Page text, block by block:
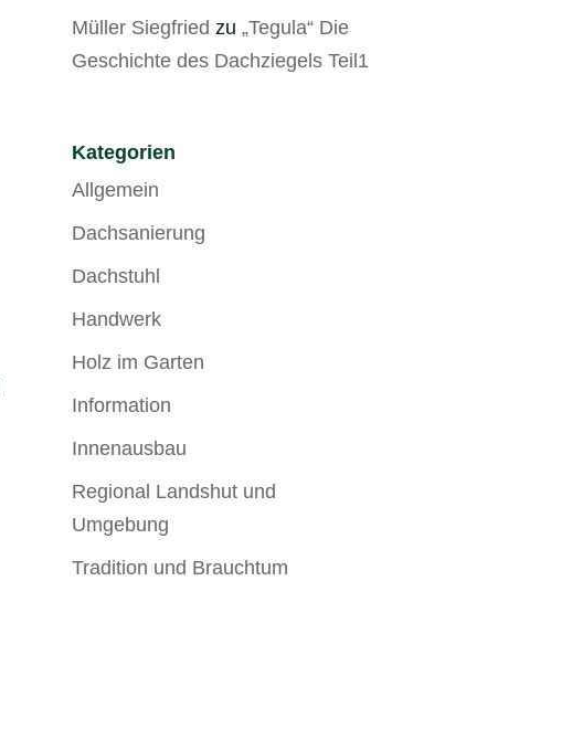
Müller Siegfried zu „Tegula“ Die
Geschichte des Dachziegels Teil1
Kategorien
Allgemein
Dachsanierung
Dachstuhl
Handwerk
Holz im Garten
Information
Innenausbau
Regional Landshut und
Umgebung
Tradition und Brauchtum